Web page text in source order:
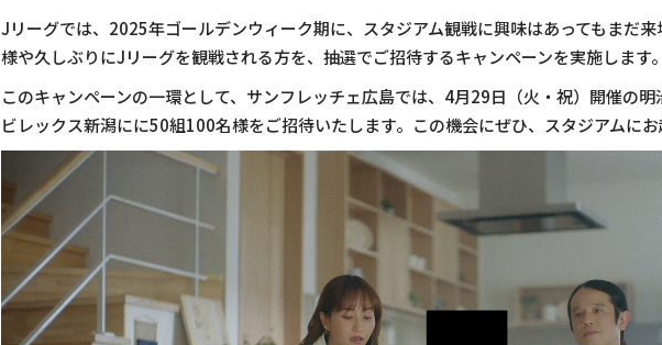
Jリーグでは、2025年ゴールデンウィーク期に、スタジアム観戦に興味はあってもまだ
様や久しぶりにJリーグを観戦される方を、抽選でご招待するキャンペーンを実施します。
このキャンペーンの一環として、サンフレッチェ広島では、4月29日（火・祝）開催の
ビレックス新潟にに50組100名様をご招待いたします。この機会にぜひ、スタジアムにお